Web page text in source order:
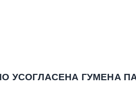
УСОГЛАСЕНА ГУМЕНА